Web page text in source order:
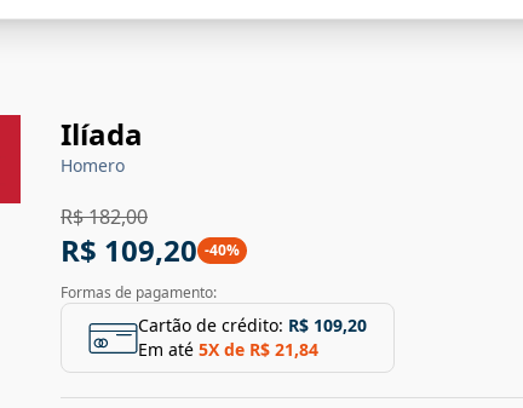
Ilíada
Homero
R$ 182,00
R$ 109,20 -40%
Formas de pagamento:
Cartão de crédito: R$ 109,20
Em até 5X de R$ 21,84